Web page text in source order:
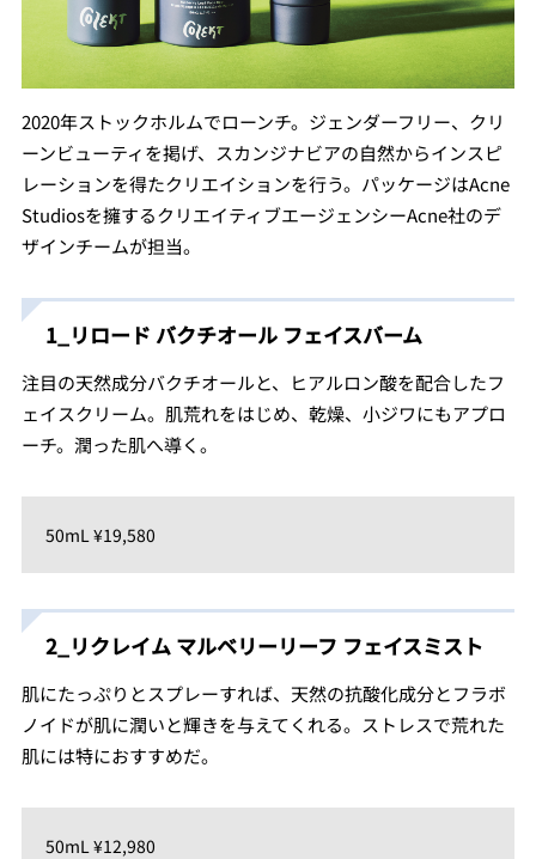
2020年ストックホルムでローンチ。ジェンダーフリー、クリ
ーンビューティを掲げ、スカンジナビアの⾃然からインスピ
レーションを得たクリエイションを行う。パッケージはAcne
Studiosを擁するクリエイティブエージェンシーAcne社のデ
ザインチームが担当。
1_リロード バクチオール フェイスバーム
注目の天然成分バクチオールと、ヒアルロン酸を配合したフ
ェイスクリーム。肌荒れをはじめ、乾燥、小ジワにもアプロ
ーチ。潤った肌へ導く。
50mL ¥19,580
2_リクレイム マルベリーリーフ フェイスミスト
肌にたっぷりとスプレーすれば、天然の抗酸化成分とフラボ
ノイドが肌に潤いと輝きを与えてくれる。ストレスで荒れた
肌には特におすすめだ。
50mL ¥12,980